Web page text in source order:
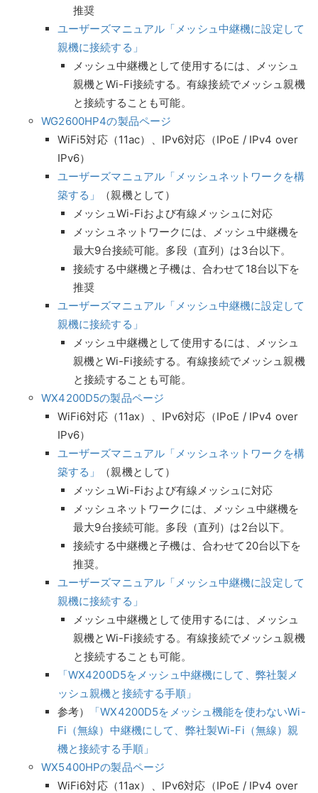
推奨
ユーザーズマニュアル「メッシュ中継機に設定して
親機に接続する」
メッシュ中継機として使用するには、メッシュ
親機とWi-Fi接続する。有線接続でメッシュ親機
と接続することも可能。
WG2600HP4の製品ページ
WiFi5対応（11ac）、IPv6対応（IPoE / IPv4 over
IPv6）
ユーザーズマニュアル「メッシュネットワークを構
築する」
（親機として）
メッシュWi-Fiおよび有線メッシュに対応
メッシュネットワークには、メッシュ中継機を
最大9台接続可能。多段（直列）は3台以下。
接続する中継機と子機は、合わせて18台以下を
推奨
ユーザーズマニュアル「メッシュ中継機に設定して
親機に接続する」
メッシュ中継機として使用するには、メッシュ
親機とWi-Fi接続する。有線接続でメッシュ親機
と接続することも可能。
WX4200D5の製品ページ
WiFi6対応（11ax）、IPv6対応（IPoE / IPv4 over
IPv6）
ユーザーズマニュアル「メッシュネットワークを構
築する」
（親機として）
メッシュWi-Fiおよび有線メッシュに対応
メッシュネットワークには、メッシュ中継機を
最大9台接続可能。多段（直列）は2台以下。
接続する中継機と子機は、合わせて20台以下を
推奨。
ユーザーズマニュアル「メッシュ中継機に設定して
親機に接続する」
メッシュ中継機として使用するには、メッシュ
親機とWi-Fi接続する。有線接続でメッシュ親機
と接続することも可能。
「WX4200D5をメッシュ中継機にして、弊社製メ
ッシュ親機と接続する手順」
参考）
「WX4200D5をメッシュ機能を使わないWi-
Fi（無線）中継機にして、弊社製Wi-Fi（無線）親
機と接続する手順」
WX5400HPの製品ページ
WiFi6対応（11ax）、IPv6対応（IPoE / IPv4 over